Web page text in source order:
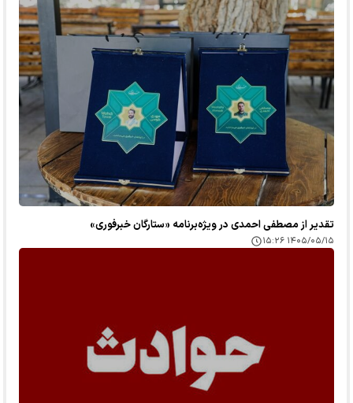
تقدیر از مصطفی احمدی در ویژه‌برنامه «ستارگان خبرفوری»
۱۴۰۵/۰۵/۱۵ ۱۵:۲۶